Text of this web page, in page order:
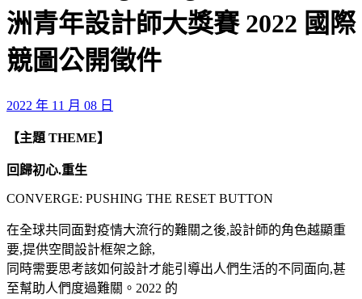
洲青年設計師大獎賽 2022 國際
競圖公開徵件
2022 年 11 月 08 日
【主題 THEME】
回歸初心.重生
CONVERGE: PUSHING THE RESET BUTTON
在全球共同面對疫情大流行的難關之後,設計師的角色越顯重
要,提供空間設計框架之餘,
同時需要思考該如何設計才能引導出人們生活的不同面向,甚
至幫助人們度過難關。2022 的